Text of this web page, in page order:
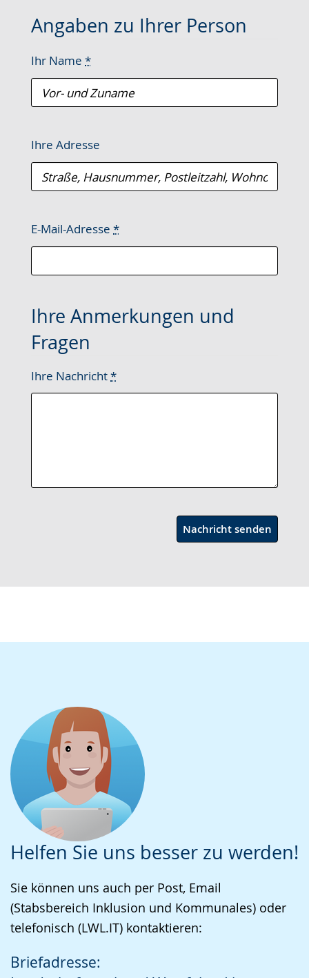
Angaben zu Ihrer Person
Ihr Name *
Ihre Adresse
E-Mail-Adresse *
Ihre Anmerkungen und
Fragen
Ihre Nachricht*
Nachricht senden
wird
Helfen Sie uns besser zu werden!
Sie können uns auch per Post, Email
(Stabsbereich Inklusion und Kommunales) oder
telefonisch (LWL.IT) kontaktieren:
Briefadresse: